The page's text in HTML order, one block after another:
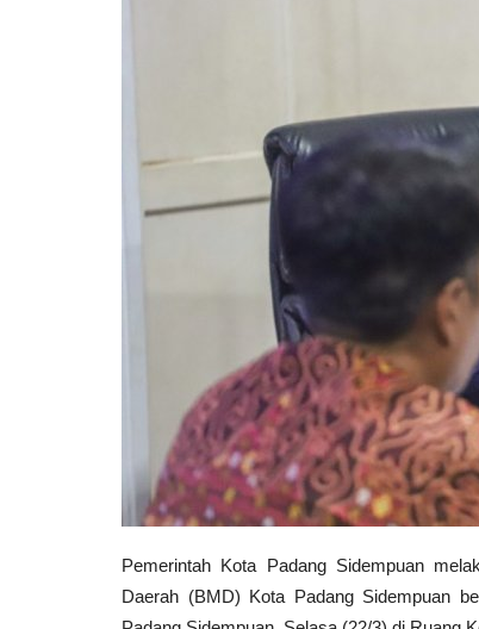
Pemerintah Kota Padang Sidempuan
Daerah (BMD) Kota Padang Sidempuan